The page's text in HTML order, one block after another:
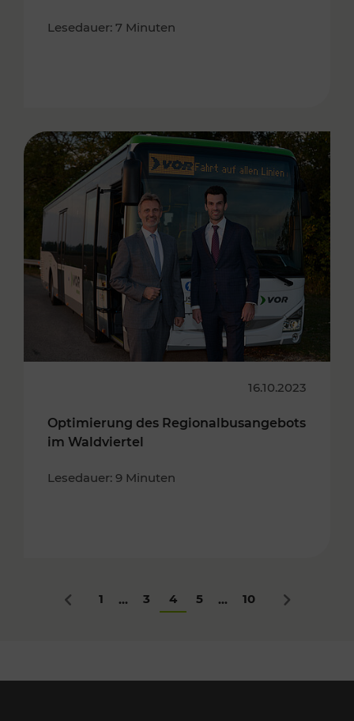
Lesedauer: 7 Minuten
16.10.2023
Optimierung des Regionalbusangebots
im Waldviertel
Lesedauer: 9 Minuten
Zurück
1 ... 3 4 5 ... 10 Nächstes